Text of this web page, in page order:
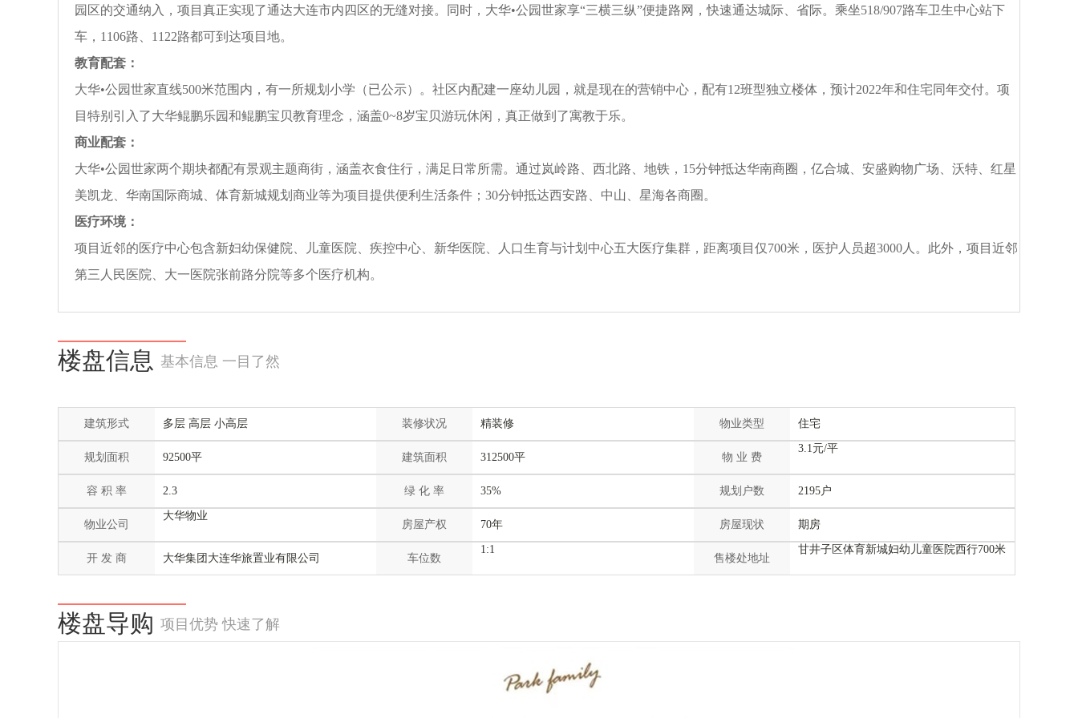
园区的交通纳入，项目真正实现了通达大连市内四区的无缝对接。同时，大华•公园世家享“三横三纵”便捷路网，快速通达城际、省际。乘坐518/907路车卫生中心站下
车，1106路、1122路都可到达项目地。
教育配套：
大华•公园世家直线500米范围内，有一所规划小学（已公示）。社区内配建一座幼儿园，就是现在的营销中心，配有12班型独立楼体，预计2022年和住宅同年交付。项
目特别引入了大华鲲鹏乐园和鲲鹏宝贝教育理念，涵盖0~8岁宝贝游玩休闲，真正做到了寓教于乐。
商业配套：
大华•公园世家两个期块都配有景观主题商街，涵盖衣食住行，满足日常所需。通过岚岭路、西北路、地铁，15分钟抵达华南商圈，亿合城、安盛购物广场、沃特、红星
美凯龙、华南国际商城、体育新城规划商业等为项目提供便利生活条件；30分钟抵达西安路、中山、星海各商圈。
医疗环境：
项目近邻的医疗中心包含新妇幼保健院、儿童医院、疾控中心、新华医院、人口生育与计划中心五大医疗集群，距离项目仅700米，医护人员超3000人。此外，项目近邻
第三人民医院、大一医院张前路分院等多个医疗机构。
楼盘信息 基本信息 一目了然
建筑形式 多层 高层 小高层 装修状况 精装修 物业类型 住宅
规划面积 92500平 建筑面积 312500平 物 业 费
3.1元/平
容 积 率 2.3 绿 化 率 35% 规划户数 2195户
物业公司
大华物业
房屋产权 70年 房屋现状 期房
开 发 商 大华集团大连华旅置业有限公司 车位数
1:1
售楼处地址
甘井子区体育新城妇幼儿童医院西行700米
楼盘导购 项目优势 快速了解